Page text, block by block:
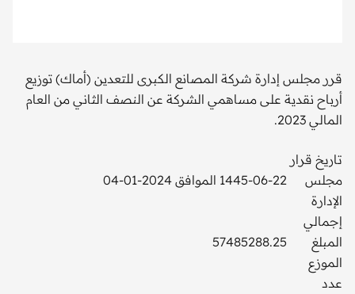
قرر مجلس إدارة شركة المصانع الكبرى للتعدين (أماك) توزيع
أرباح نقدية على مساهمي الشركة عن النصف الثاني من العام
المالي 2023.
تاريخ قرار
مجلس
الإدارة
1445-06-22 الموافق 2024-01-04
إجمالي
المبلغ
الموزع
57485288.25
عدد